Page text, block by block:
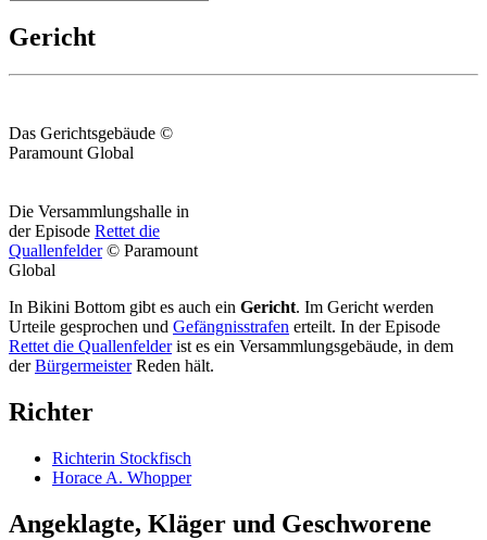
Gericht
Das Gerichtsgebäude ©
Paramount Global
Die Versammlungshalle in
der Episode Rettet die
Quallenfelder© Paramount
Global
In Bikini Bottom gibt es auch ein Gericht. Im Gericht werden
Urteile gesprochen und Gefängnisstrafen erteilt. In der Episode
Rettet die Quallenfelderist es ein Versammlungsgebäude, in dem
derBürgermeisterReden hält.
Richter
Richterin Stockfisch
Horace A. Whopper
Angeklagte, Kläger und Geschworene